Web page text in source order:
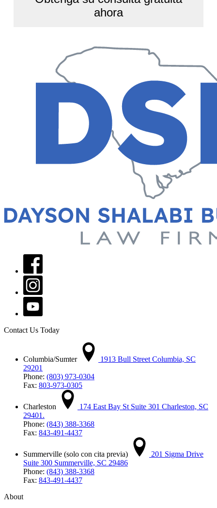
Contact Us Today
Columbia/Sumter
1913 Bull Street Columbia, SC
29201
Phone: (803) 973-0304
Fax: 803-973-0305
Charleston
174 East Bay St Suite 301 Charleston, SC
29401.
Phone: (843) 388-3368
Fax: 843-491-4437
Summerville (solo con cita previa)
201 Sigma Drive
Suite 300 Summerville, SC 29486
Phone: (843) 388-3368
Fax: 843-491-4437
About